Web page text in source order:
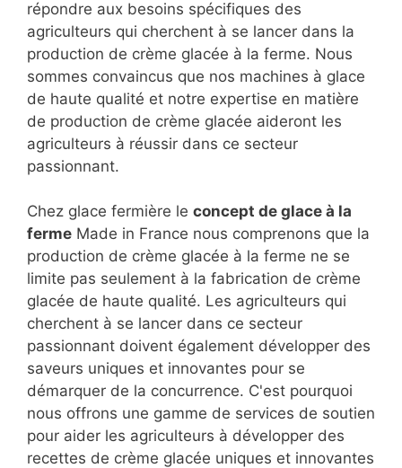
répondre aux besoins spécifiques des
agriculteurs qui cherchent à se lancer dans la
production de crème glacée à la ferme. Nous
sommes convaincus que nos machines à glace
de haute qualité et notre expertise en matière
de production de crème glacée aideront les
agriculteurs à réussir dans ce secteur
passionnant.
Chez glace fermière le concept de glace à la
ferme Made in France nous comprenons que la
production de crème glacée à la ferme ne se
limite pas seulement à la fabrication de crème
glacée de haute qualité. Les agriculteurs qui
cherchent à se lancer dans ce secteur
passionnant doivent également développer des
saveurs uniques et innovantes pour se
démarquer de la concurrence. C'est pourquoi
nous offrons une gamme de services de soutien
pour aider les agriculteurs à développer des
recettes de crème glacée uniques et innovantes